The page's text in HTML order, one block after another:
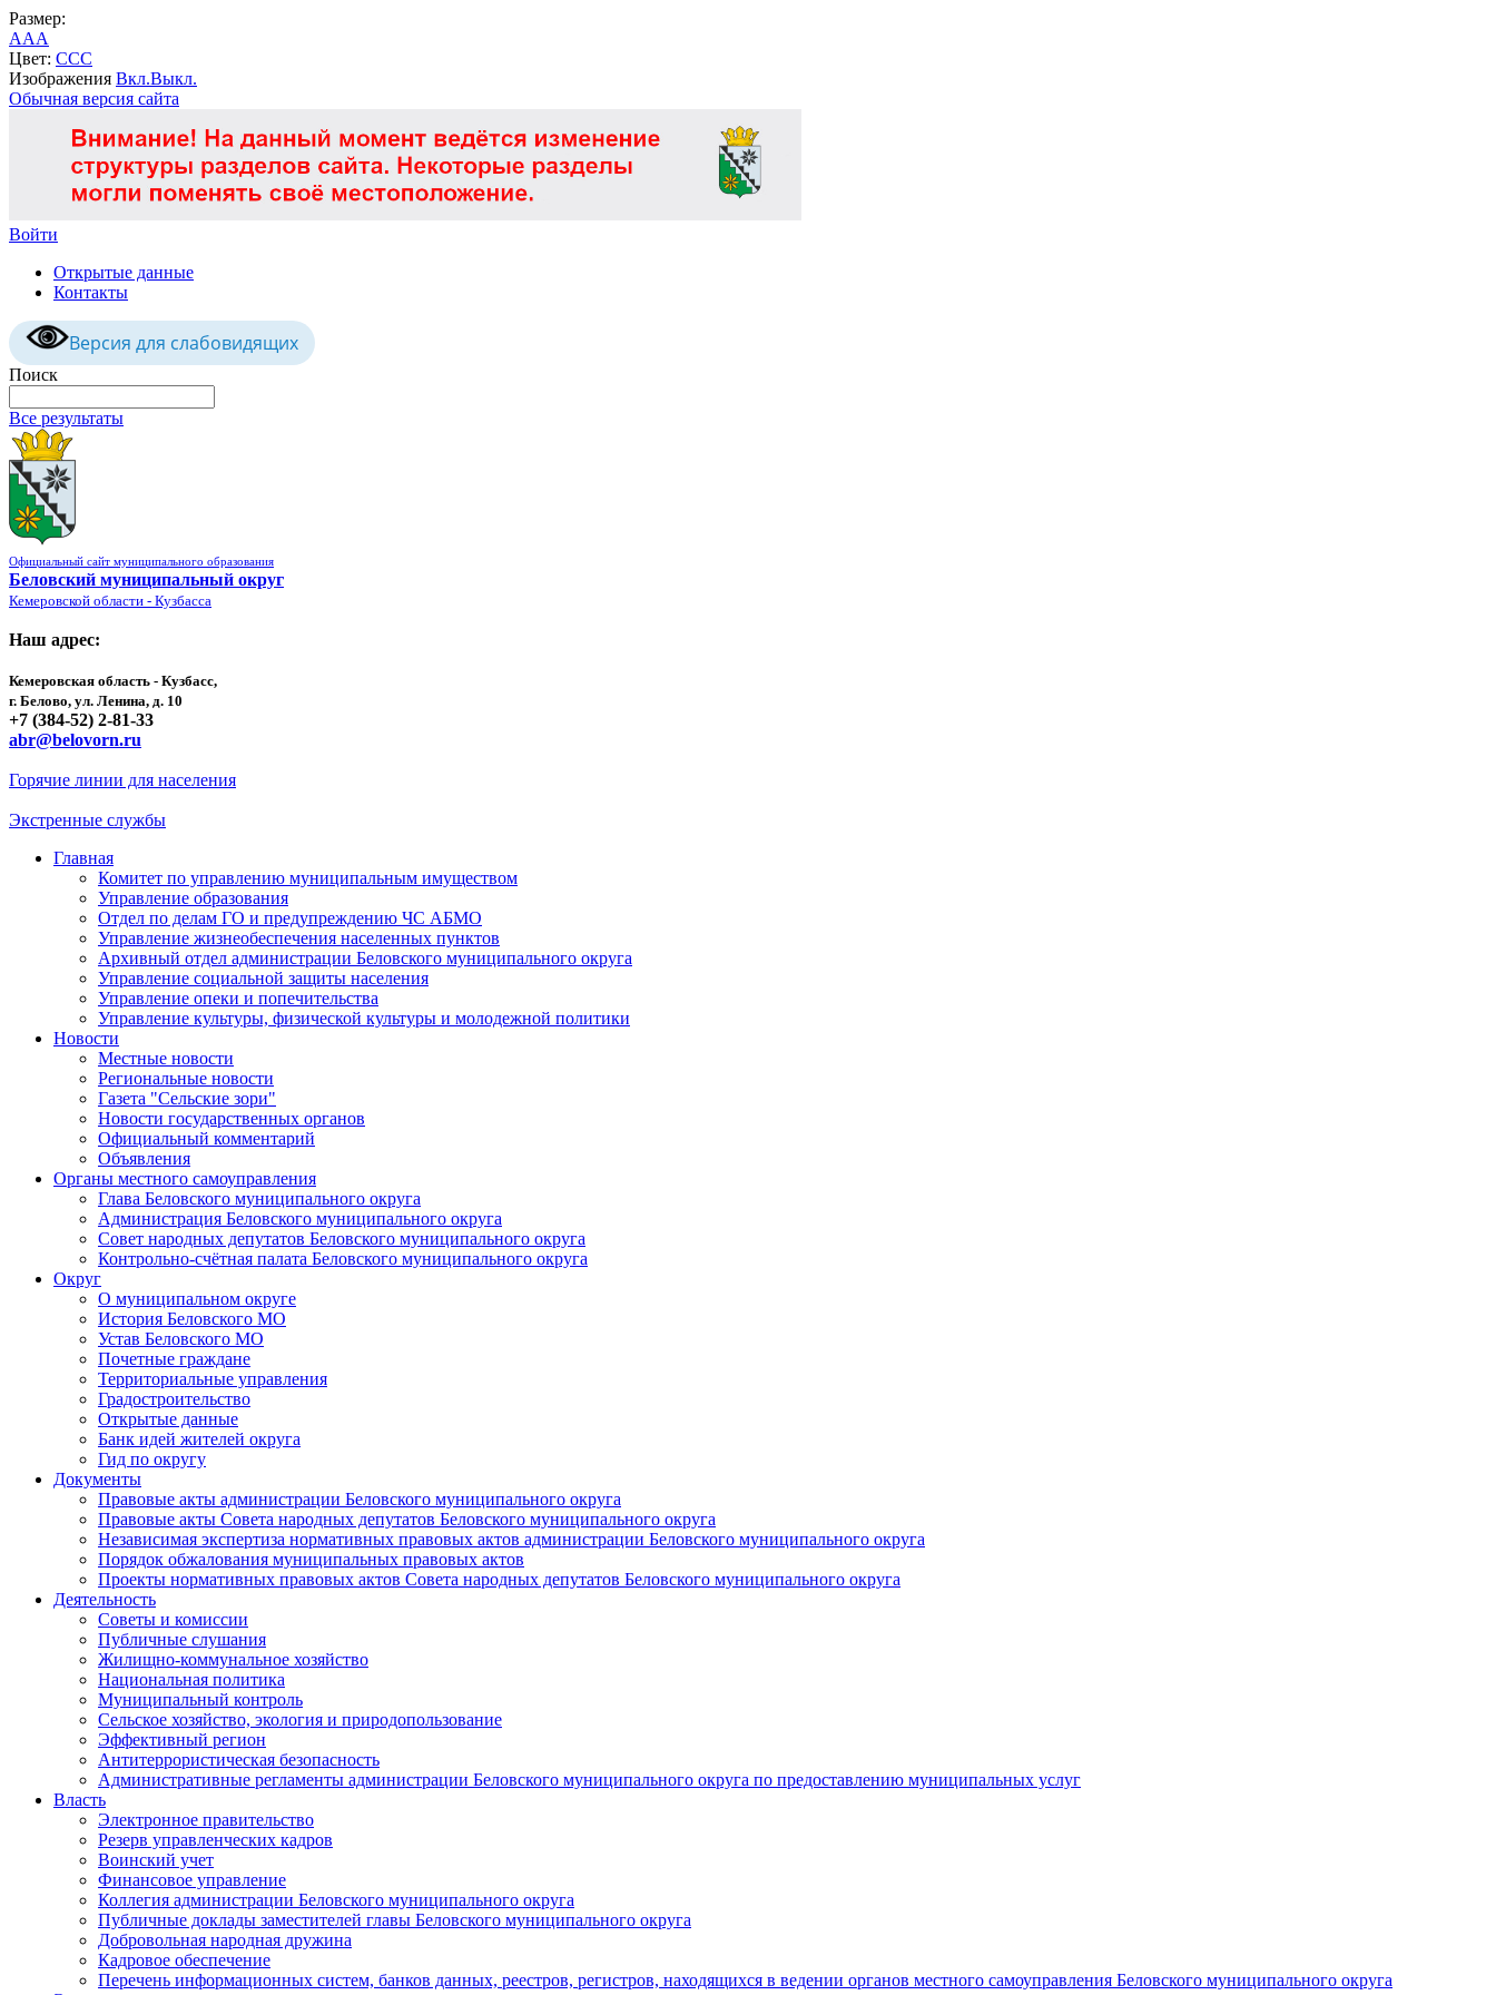
Размер:
AAA
Цвет: CCC
Изображения Вкл.Выкл.
Обычная версия сайта
Войти
Открытые данные
Контакты
Версия для слабовидящих
Поиск
Все результаты
Официальный сайт муниципального образования
Беловский муниципальный округ
Кемеровской области - Кузбасса
Наш адрес:
Кемеровская область - Кузбасс,
г. Белово, ул. Ленина, д. 10
+7 (384-52) 2-81-33
abr@belovorn.ru
Горячие линии для населения
Экстренные службы
Главная
Комитет по управлению муниципальным имуществом
Управление образования
Отдел по делам ГО и предупреждению ЧС АБМО
Управление жизнеобеспечения населенных пунктов
Архивный отдел администрации Беловского муниципального округа
Управление социальной защиты населения
Управление опеки и попечительства
Управление культуры, физической культуры и молодежной политики
Новости
Местные новости
Региональные новости
Газета "Сельские зори"
Новости государственных органов
Официальный комментарий
Объявления
Органы местного самоуправления
Глава Беловского муниципального округа
Администрация Беловского муниципального округа
Совет народных депутатов Беловского муниципального округа
Контрольно-счётная палата Беловского муниципального округа
Округ
О муниципальном округе
История Беловского МО
Устав Беловского МО
Почетные граждане
Территориальные управления
Градостроительство
Открытые данные
Банк идей жителей округа
Гид по округу
Документы
Правовые акты администрации Беловского муниципального округа
Правовые акты Совета народных депутатов Беловского муниципального округа
Независимая экспертиза нормативных правовых актов администрации Беловского муниципального округа
Порядок обжалования муниципальных правовых актов
Проекты нормативных правовых актов Совета народных депутатов Беловского муниципального округа
Деятельность
Советы и комиссии
Публичные слушания
Жилищно-коммунальное хозяйство
Национальная политика
Муниципальный контроль
Сельское хозяйство, экология и природопользование
Эффективный регион
Антитеррористическая безопасность
Административные регламенты администрации Беловского муниципального округа по предоставлению муниципальных услуг
Власть
Электронное правительство
Резерв управленческих кадров
Воинский учет
Финансовое управление
Коллегия администрации Беловского муниципального округа
Публичные доклады заместителей главы Беловского муниципального округа
Добровольная народная дружина
Кадровое обеспечение
Перечень информационных систем, банков данных, реестров, регистров, находящихся в ведении органов местного самоуправления Беловского муниципального округа